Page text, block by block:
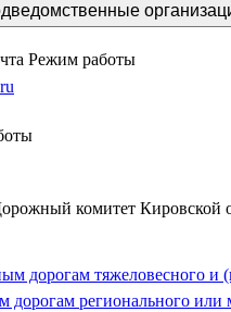
Режим работы
комитет Кировской
дорогам тяжеловесного и
дорогам регионального